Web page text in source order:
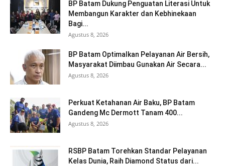
BP Batam Dukung Penguatan Literasi Untuk
Membangun Karakter dan Kebhinekaan
Bagi...
Agustus 8, 2026
BP Batam Optimalkan Pelayanan Air Bersih,
Masyarakat Diimbau Gunakan Air Secara...
Agustus 8, 2026
Perkuat Ketahanan Air Baku, BP Batam
Gandeng Mc Dermott Tanam 400...
Agustus 8, 2026
RSBP Batam Torehkan Standar Pelayanan
Kelas Dunia, Raih Diamond Status dari...